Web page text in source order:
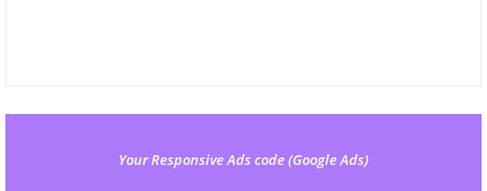
Your Responsive Ads code (Google Ads)